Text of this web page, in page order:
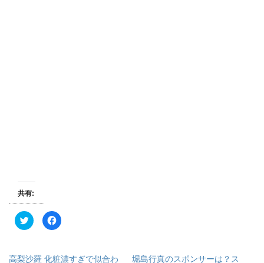
共有:
ク
リ
て
T
F
a
o
o
高梨沙羅 化粧濃すぎで似合わ
堀島行真のスポンサーは？ス